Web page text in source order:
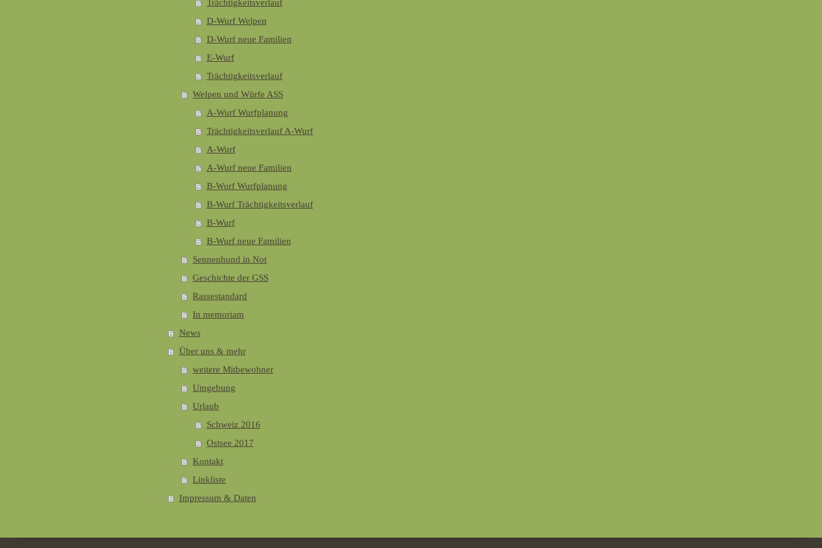
Trächtigkeitsverlauf
D-Wurf Welpen
D-Wurf neue Familien
E-Wurf
Trächtigkeitsverlauf
Welpen und Würfe ASS
A-Wurf Wurfplanung
Trächtigkeitsverlauf A-Wurf
A-Wurf
A-Wurf neue Familien
B-Wurf Wurfplanung
B-Wurf Trächtigkeitsverlauf
B-Wurf
B-Wurf neue Familien
Sennenhund in Not
Geschichte der GSS
Rassestandard
In memoriam
News
Über uns & mehr
weitere Mitbewohner
Umgebung
Urlaub
Schweiz 2016
Ostsee 2017
Kontakt
Linkliste
Impressum & Daten